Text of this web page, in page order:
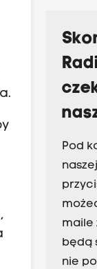
Pod
maile
będą
nie